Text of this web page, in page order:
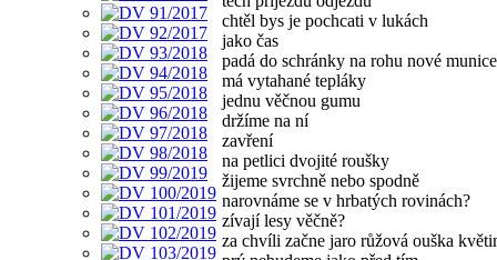
chtěl bys je pochcati v lukách
jako čas
padá do schránky na rohu nové munice
má vytahané tepláky
jednu věčnou gumu
držíme na ní
zavření
na petlici dvojité roušky
žijeme svrchně nebo spodně
narovnáme se v hrbatých rovinách?
zívají lesy věčně?
za chvíli začne jaro růžová ouška